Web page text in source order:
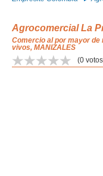
Agrocomercial La
Comercio al por mayor
vivos, MANIZALES
(0